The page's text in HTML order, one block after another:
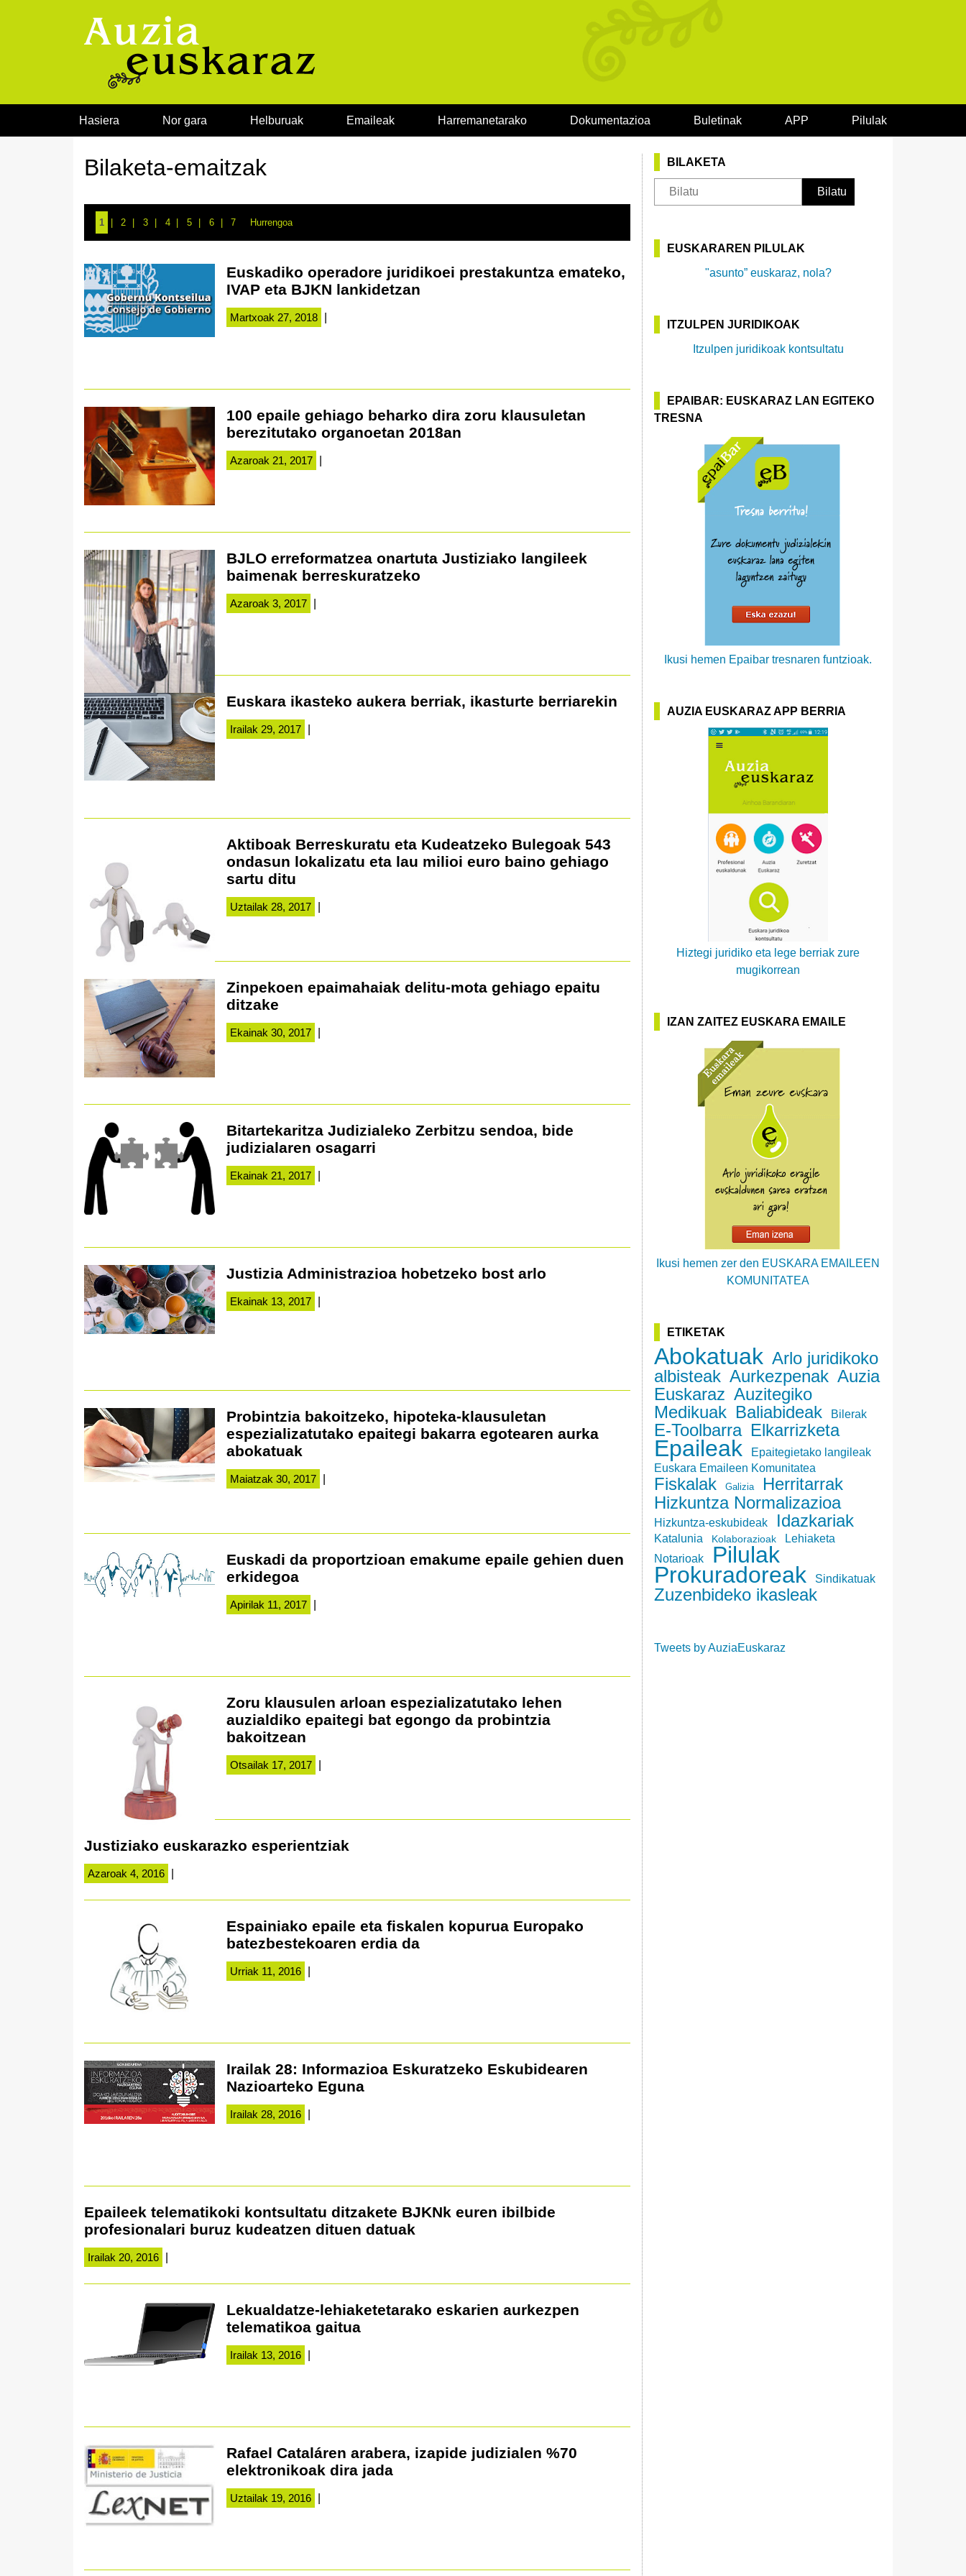
Hasiera Nor gara Helburuak Emaileak Harremanetarako Dokumentazioa Buletinak APP Pilulak
Bilaketa-emaitzak
1 2 3 4 5 6 7 Hurrengoa
Euskadiko operadore juridikoei prestakuntza emateko,
IVAP eta BJKN lankidetzan
Martxoak 27, 2018
100 epaile gehiago beharko dira zoru klausuletan
berezitutako organoetan 2018an
Azaroak 21, 2017
BJLO erreformatzea onartuta Justiziako langileek
baimenak berreskuratzeko
Azaroak 3, 2017
Euskara ikasteko aukera berriak, ikasturte berriarekin
Irailak 29, 2017
Aktiboak Berreskuratu eta Kudeatzeko Bulegoak 543
ondasun lokalizatu eta lau milioi euro baino gehiago
sartu ditu
Uztailak 28, 2017
Zinpekoen epaimahaiak delitu-mota gehiago epaitu
ditzake
Ekainak 30, 2017
Bitartekaritza Judizialeko Zerbitzu sendoa, bide
judizialaren osagarri
Ekainak 21, 2017
Justizia Administrazioa hobetzeko bost arlo
Ekainak 13, 2017
Probintzia bakoitzeko, hipoteka-klausuletan
espezializatutako epaitegi bakarra egotearen aurka
abokatuak
Maiatzak 30, 2017
Euskadi da proportzioan emakume epaile gehien duen
erkidegoa
Apirilak 11, 2017
Zoru klausulen arloan espezializatutako lehen
auzialdiko epaitegi bat egongo da probintzia
bakoitzean
Otsailak 17, 2017
Justiziako euskarazko esperientziak
Azaroak 4, 2016
Espainiako epaile eta fiskalen kopurua Europako
batezbestekoaren erdia da
Urriak 11, 2016
Irailak 28: Informazioa Eskuratzeko Eskubidearen
Nazioarteko Eguna
Irailak 28, 2016
Epaileek telematikoki kontsultatu ditzakete BJKNk euren ibilbide
profesionalari buruz kudeatzen dituen datuak
Irailak 20, 2016
Lekualdatze-lehiaketetarako eskarien aurkezpen
telematikoa gaitua
Irailak 13, 2016
Rafael Cataláren arabera, izapide judizialen %70
elektronikoak dira jada
Uztailak 19, 2016
BILAKETA
EUSKARAREN PILULAK
"asunto” euskaraz, nola?
ITZULPEN JURIDIKOAK
Itzulpen juridikoak kontsultatu
EPAIBAR: EUSKARAZ LAN EGITEKO
TRESNA
Ikusi hemen Epaibar tresnaren funtzioak.
AUZIA EUSKARAZ APP BERRIA
Hiztegi juridiko eta lege berriak zure
mugikorrean
IZAN ZAITEZ EUSKARA EMAILE
Ikusi hemen zer den EUSKARA EMAILEEN
KOMUNITATEA
ETIKETAK
Abokatuak Arlo juridikoko
albisteak Aurkezpenak Auzia
Euskaraz Auzitegiko
Medikuak Baliabideak Bilerak
E-Toolbarra Elkarrizketa
Epaileak
Epaitegietako langileak
Euskara Emaileen Komunitatea
Fiskalak Galizia
Herritarrak
Hizkuntza Normalizazioa
Hizkuntza-eskubideak Idazkariak
Katalunia Kolaborazioak
Lehiaketa
Notarioak
Pilulak
Prokuradoreak Sindikatuak
Zuzenbideko ikasleak
Tweets by AuziaEuskaraz